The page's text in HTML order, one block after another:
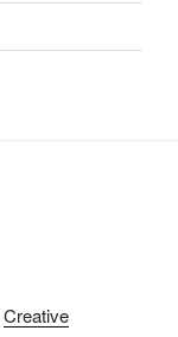
Creative